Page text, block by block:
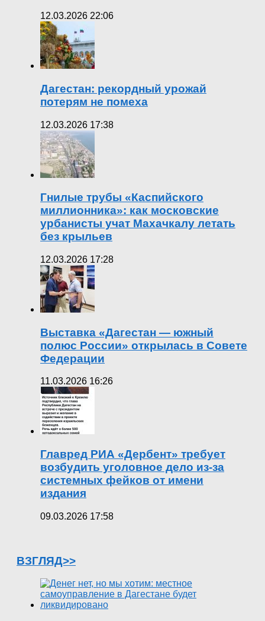
12.03.2026 22:06
Дагестан: рекордный урожай
потерям не помеха
12.03.2026 17:38
Гнилые трубы «Каспийского
миллионника»: как московские
урбанисты учат Махачкалу летать
без крыльев
12.03.2026 17:28
Выставка «Дагестан — южный
полюс России» открылась в Совете
Федерации
11.03.2026 16:26
Главред РИА «Дербент» требует
возбудить уголовное дело из-за
системных фейков от имени
издания
09.03.2026 17:58
ВЗГЛЯД>>